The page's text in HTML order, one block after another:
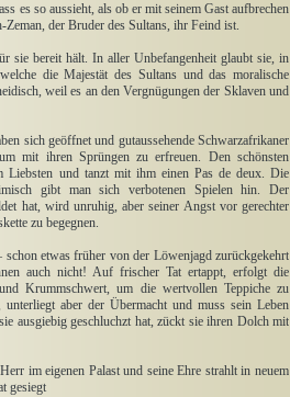
es so aussieht, als ob er mit seinem Gast aufbrechen
der Bruder des Sultans, ihr Feind ist.
sie bereit hält. In aller Unbefangenheit glaubt sie, in
die Majestät des Sultans und das moralische
weil es an den Vergnügungen der Sklaven und
sich geöffnet und gutaussehende Schwarzafrikaner
mit ihren Sprüngen zu erfreuen. Den schönsten
Liebsten und tanzt mit ihm einen Pas de deux. Die
gibt man sich verbotenen Spielen hin. Der
hat, wird unruhig, aber seiner Angst vor gerechter
zu begegnen.
etwas früher von der Löwenjagd zurückgekehrt
auch nicht! Auf frischer Tat ertappt, erfolgt die
Krummschwert, um die wertvollen Teppiche zu
aber der Übermacht und muss sein Leben
ausgiebig geschluchzt hat, zückt sie ihren Dolch mit
im eigenen Palast und seine Ehre strahlt in neuem
gesiegt